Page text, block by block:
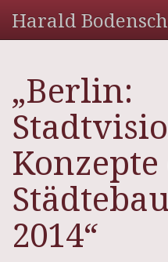
Harald
„Berlin:
Konzepte
2014“